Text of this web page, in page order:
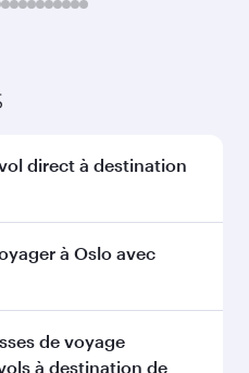
direct à destination
des vols directs vers
depuis notre page
à Oslo avec
à Oslo avec
plus de 150
de voyage
à destination de